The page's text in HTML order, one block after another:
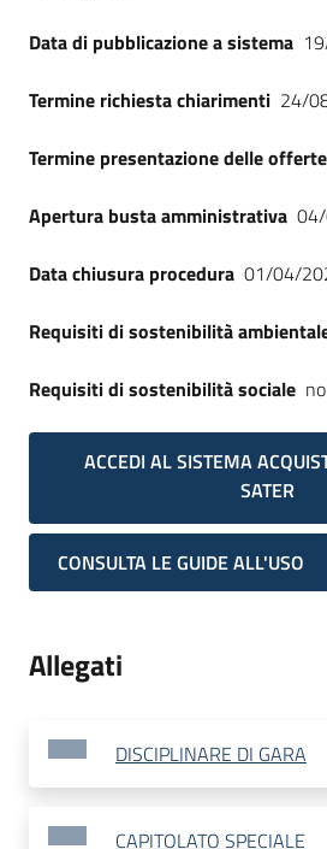
Data di pubblicazione a sistema
Termine richiesta chiarimenti 24/
Termine presentazione delle offerte
Apertura busta amministrativa
Data chiusura procedura 01/04/
Requisiti di sostenibilità
Requisiti di sostenibilità sociale no
ACCEDI AL SISTEMA
SATER
CONSULTA LE GUIDE ALL'USO
Allegati
DISCIPLINARE DI GARA
CAPITOLATO SPECIALE